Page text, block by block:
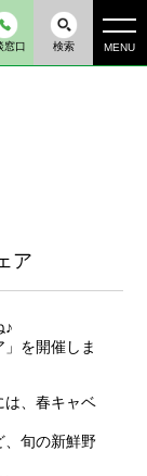
窓口 検索 MENU
ア
♪
を開催しま
は、春キャベ
、旬の新鮮野